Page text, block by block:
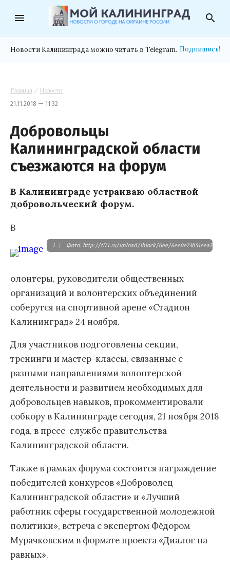
menu search
Новости Калининграда можно читать в Telegram. Подпишись!
Главная / Новости
21.11.2018 — 11:32
Добровольцы
Калининградской области
съезжаются на форум
В Калининграде устраиваю областной
добровольческий форум.
В
i | Фото: http://ti71.ru/upload/iblock/6ee/
олонтеры, руководители общественных
организаций и волонтерских объединений
соберутся на спортивной арене «Стадион
Калининград» 24 ноября.
Для участников подготовлены секции,
тренинги и мастер-классы, связанные с
разными направлениями волонтерской
деятельности и развитием необходимых для
добровольцев навыков, прокомментировали
собкору в Калининграде сегодня, 21 ноября 2018
года, в пресс-службе правительства
Калининградской области.
Также в рамках форума состоится награждение
победителей конкурсов «Доброволец
Калининградской области» и «Лучший
работник сферы государственной молодежной
политики», встреча с экспертом Фёдором
Мурачковским в формате проекта «Диалог на
равных».